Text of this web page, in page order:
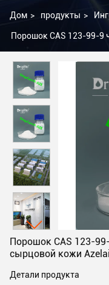
Дом > продукты >
Порошок CAS 123-99-9
Порошок CAS 123-
сырцовой кожи
Детали продукта